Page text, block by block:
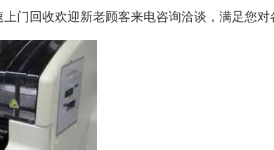
门回收欢迎新老顾客来电咨询洽谈，满足您对